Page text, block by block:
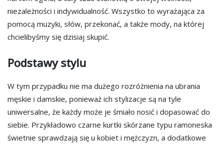
niezależności i indywidualność. Wszystko to wyrażająca za
pomocą muzyki, słów, przekonać, a także mody, na której
chcielibyśmy się dzisiaj skupić.
Podstawy stylu
W tym przypadku nie ma dużego rozróżnienia na ubrania
męskie i damskie, ponieważ ich stylizacje są na tyle
uniwersalne, że każdy może je śmiało nosić i dopasować do
siebie. Przykładowo czarne kurtki skórzane typu ramoneska
świetnie sprawdzają się u kobiet i mężczyzn, a dodatkowe